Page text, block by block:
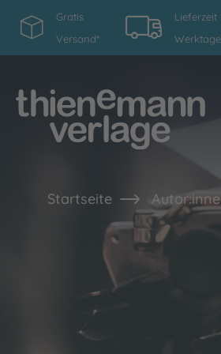
Gratis
Versand*
Lieferzeit
Startseite